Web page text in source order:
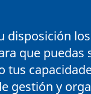
disposición
que puedas
tus
gestión y